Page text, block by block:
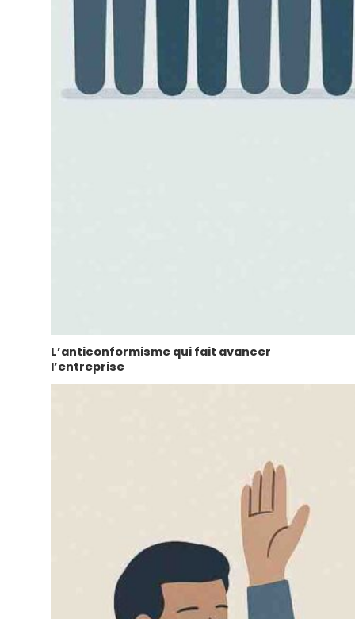
L’anticonformisme qui fait avancer
l’entreprise